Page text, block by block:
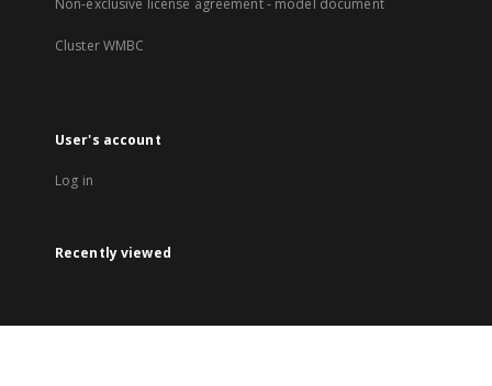
Non-exclusive license agreement - model document
Cluster WMBC
User's account
Log in
Recently viewed